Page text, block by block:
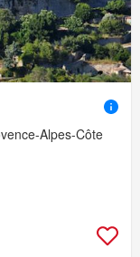
Alpes-Côte